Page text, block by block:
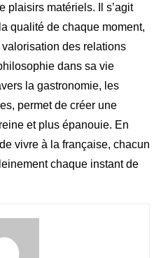
plaisirs matériels. Il s’agit
qualité de chaque moment,
valorisation des relations
dans sa vie
la gastronomie, les
permet de créer une
et plus épanouie. En
vivre à la française, chacun
chaque instant de